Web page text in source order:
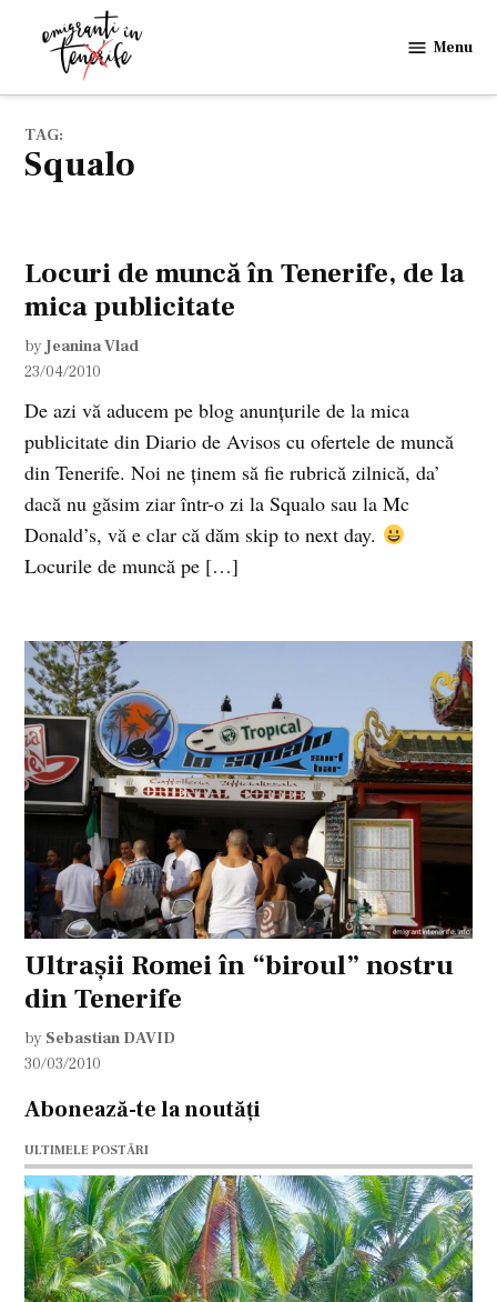
in
Menu
TAG:
squalo
Locuri de muncă în Tenerife, de la
mica publicitate
by Jeanina Vlad
23/04/2010
De azi vă aducem pe blog anunţurile de la mica
publicitate din Diario de Avisos cu ofertele de muncă
din Tenerife. Noi ne ţinem să fie rubrică zilnică, da’
dacă nu găsim ziar într-o zi la Squalo sau la Mc
Donald’s, vă e clar că dăm skip to next day.
Locurile de muncă pe […]
Ultraşii Romei în “biroul” nostru
din Tenerife
by Sebastian DAVID
30/03/2010
Abonează-te la noutăți
ULTIMELE POSTĂRI